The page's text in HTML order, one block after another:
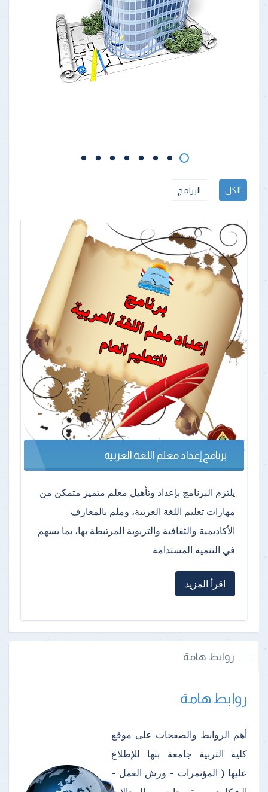
الكل البرامج
برنامج إعداد معلم اللغة العربية
يلتزم البرنامج بإعداد وتأهيل معلم متميز متمكن من
مهارات تعليم اللغة العربية، وملم بالمعارف
الأكاديمية والثقافية والتربوية المرتبطة بها، بما يسهم
في التنمية المستدامة
اقرأ المزيد
روابط هامة
روابط هامة
أهم الروابط والصفحات على موقع
كلية التربية جامعة بنها للإطلاع
عليها ( المؤتمرات - ورش العمل -